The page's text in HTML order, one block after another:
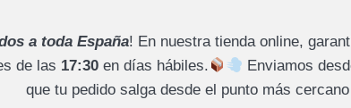
a toda España! En nuestra tienda online,
de las 17:30en días hábiles. Enviamos
que tu pedido salga desde el punto más